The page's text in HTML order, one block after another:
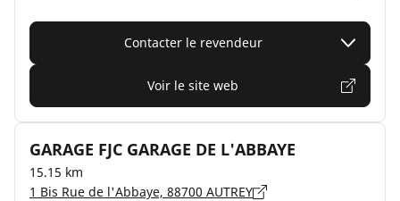
Contacter le revendeur
Voir le site web
GARAGE FJC GARAGE DE L'ABBAYE
15.15 km
1 Bis Rue de l'Abbaye, 88700 AUTREY